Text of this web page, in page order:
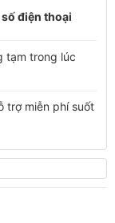
điện thoại
tạm trong lúc
trợ miễn phí suốt